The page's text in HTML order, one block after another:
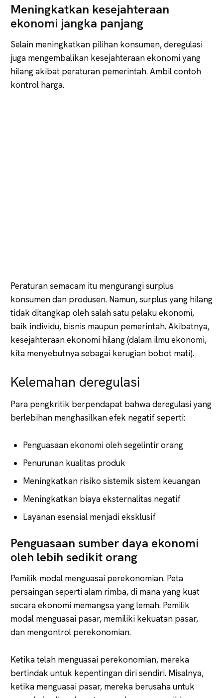
Meningkatkan kesejahteraan
ekonomi jangka panjang
Selain meningkatkan pilihan konsumen, deregulasi
juga mengembalikan kesejahteraan ekonomi yang
hilang akibat peraturan pemerintah. Ambil contoh
kontrol harga.
Peraturan semacam itu mengurangi surplus
konsumen dan produsen. Namun, surplus yang hilang
tidak ditangkap oleh salah satu pelaku ekonomi,
baik individu, bisnis maupun pemerintah. Akibatnya,
kesejahteraan ekonomi hilang (dalam ilmu ekonomi,
kita menyebutnya sebagai kerugian bobot mati).
Kelemahan deregulasi
Para pengkritik berpendapat bahwa deregulasi yang
berlebihan menghasilkan efek negatif seperti:
Penguasaan ekonomi oleh segelintir orang
Penurunan kualitas produk
Meningkatkan risiko sistemik sistem keuangan
Meningkatkan biaya eksternalitas negatif
Layanan esensial menjadi eksklusif
Penguasaan sumber daya ekonomi
oleh lebih sedikit orang
Pemilik modal menguasai perekonomian. Peta
persaingan seperti alam rimba, di mana yang kuat
secara ekonomi memangsa yang lemah. Pemilik
modal menguasai pasar, memiliki kekuatan pasar,
dan mengontrol perekonomian.
Ketika telah menguasai perekonomian, mereka
bertindak untuk kepentingan diri sendiri. Misalnya,
ketika menguasai pasar, mereka berusaha untuk